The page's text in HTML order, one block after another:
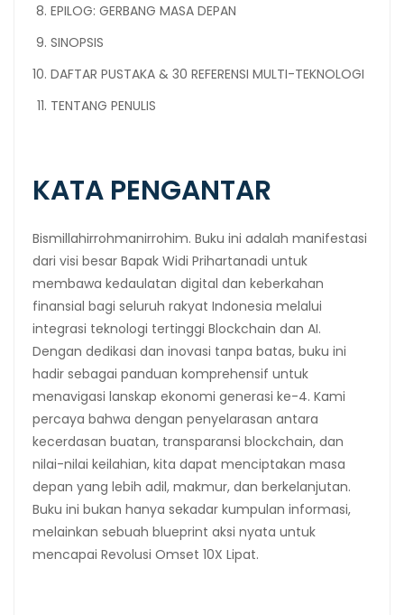
EPILOG: GERBANG MASA DEPAN
SINOPSIS
DAFTAR PUSTAKA & 30 REFERENSI MULTI-TEKNOLOGI
TENTANG PENULIS
KATA PENGANTAR
Bismillahirrohmanirrohim. Buku ini adalah manifestasi
dari visi besar Bapak Widi Prihartanadi untuk
membawa kedaulatan digital dan keberkahan
finansial bagi seluruh rakyat Indonesia melalui
integrasi teknologi tertinggi Blockchain dan AI.
Dengan dedikasi dan inovasi tanpa batas, buku ini
hadir sebagai panduan komprehensif untuk
menavigasi lanskap ekonomi generasi ke-4. Kami
percaya bahwa dengan penyelarasan antara
kecerdasan buatan, transparansi blockchain, dan
nilai-nilai keilahian, kita dapat menciptakan masa
depan yang lebih adil, makmur, dan berkelanjutan.
Buku ini bukan hanya sekadar kumpulan informasi,
melainkan sebuah blueprint aksi nyata untuk
mencapai Revolusi Omset 10X Lipat.